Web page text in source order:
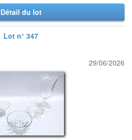
Détail du lot
Lot n° 347
29/06/2026